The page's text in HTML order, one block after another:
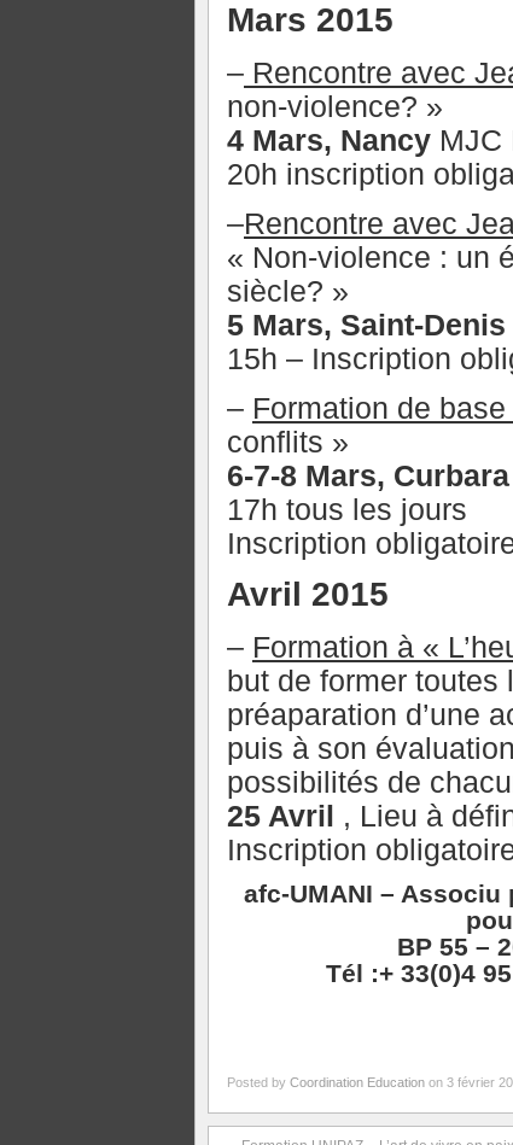
Mars 2015
– Rencontre avec
non-violence? »
4 Mars, Nancy MJC
20h inscription
–Rencontre avec
« Non-violence : un
siècle? »
5 Mars, Saint-Denis
15h – Inscription
– Formation de
conflits »
6-7-8 Mars, Curbara
17h tous les jours
Inscription
Avril 2015
– Formation à «
but de former
préaparation d’une
puis à son
possibilités de
25 Avril , Lieu à
Inscription
afc-UMANI –
BP 55 –
Tél :+ 33(0)4
Posted by Coordination Education on 3 février